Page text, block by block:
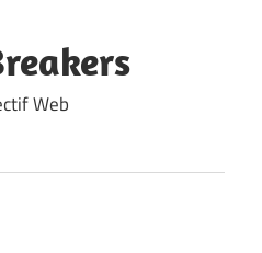
Web